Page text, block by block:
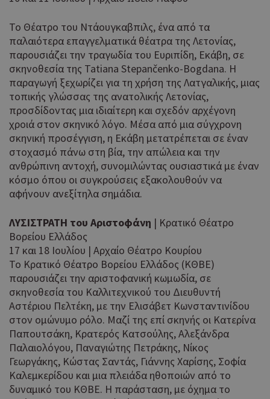
Το Θέατρο του Ντάουγκαβπιλς, ένα από τα
παλαιότερα επαγγελματικά θέατρα της Λετονίας,
παρουσιάζει την τραγωδία του Ευριπίδη, Εκάβη, σε
σκηνοθεσία της Tatiana Stepančenko-Bogdana. Η
παραγωγή ξεχωρίζει για τη χρήση της Λατγαλικής, μιας
τοπικής γλώσσας της ανατολικής Λετονίας,
προσδίδοντας μια ιδιαίτερη και σχεδόν αρχέγονη
χροιά στον σκηνικό λόγο. Μέσα από μια σύγχρονη
σκηνική προσέγγιση, η Εκάβη μετατρέπεται σε έναν
στοχασμό πάνω στη βία, την απώλεια και την
ανθρώπινη αντοχή, συνομιλώντας ουσιαστικά με έναν
κόσμο όπου οι συγκρούσεις εξακολουθούν να
αφήνουν ανεξίτηλα σημάδια.
ΛΥΣΙΣΤΡΑΤΗ του Αριστοφάνη | Κρατικό Θέατρο
Βορείου Ελλάδος
17 και 18 Ιουλίου | Αρχαίο Θέατρο Κουρίου
Το Κρατικό Θέατρο Βορείου Ελλάδος (ΚΘΒΕ)
παρουσιάζει την αριστοφανική κωμωδία, σε
σκηνοθεσία του Καλλιτεχνικού του Διευθυντή
Αστέριου Πελτέκη, με την Ελισάβετ Κωνσταντινίδου
στον ομώνυμο ρόλο. Μαζί της επί σκηνής οι Κατερίνα
Παπουτσάκη, Κρατερός Κατσούλης, Αλεξάνδρα
Παλαιολόγου, Παναγιώτης Πετράκης, Νίκος
Γεωργάκης, Κώστας Σαντάς, Γιάννης Χαρίσης, Σοφία
Καλεμκερίδου και μια πλειάδα ηθοποιών από το
δυναμικό του ΚΘΒΕ. Η παράσταση, με όχημα το